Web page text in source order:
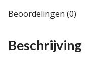
Beoordelingen (0)
Beschrijving